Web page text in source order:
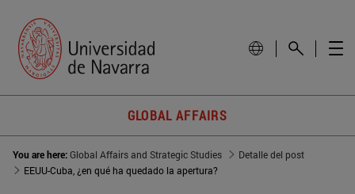
GLOBAL AFFAIRS
You are here:Global Affairs and Strategic Studies
Detalle del post
EEUU-Cuba, ¿en qué ha quedado la apertura?